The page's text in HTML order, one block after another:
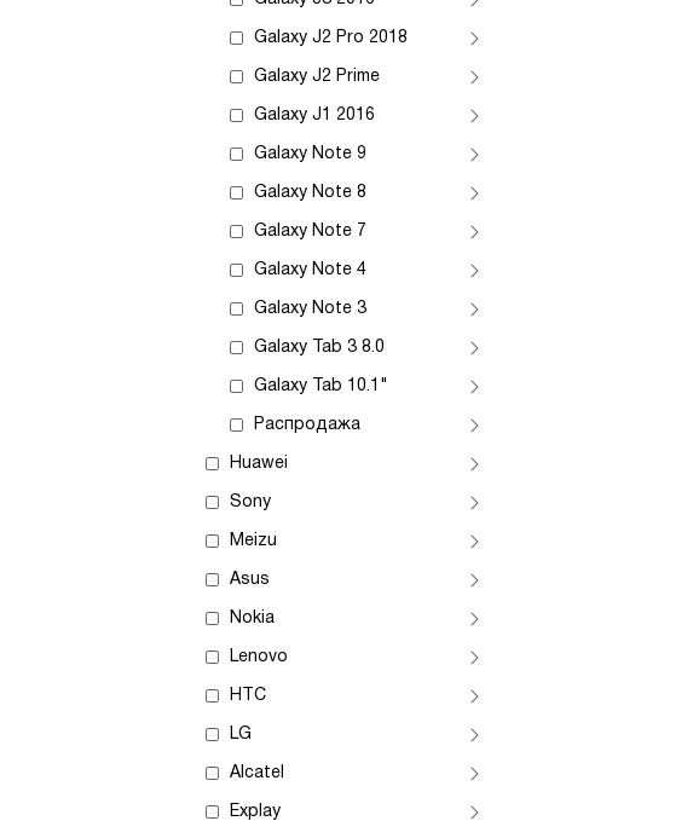
Galaxy J2 Pro 2018
Galaxy J2 Prime
Galaxy J1 2016
Galaxy Note 9
Galaxy Note 8
Galaxy Note 7
Galaxy Note 4
Galaxy Note 3
Galaxy Tab 3 8.0
Galaxy Tab 10.1"
Распродажа
Huawei
Sony
Meizu
Asus
Nokia
Lenovo
HTC
LG
Alcatel
Explay